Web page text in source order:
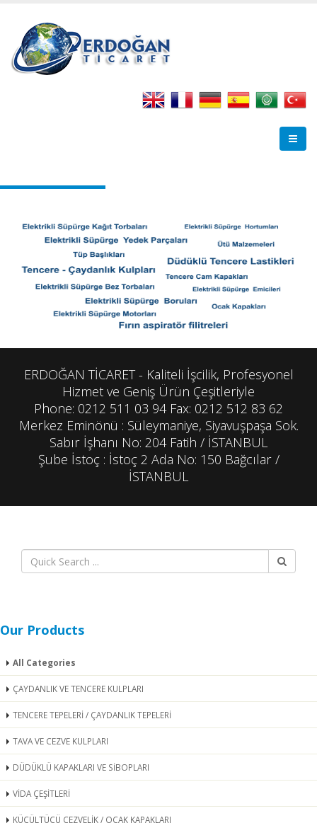
ERDOĞAN TİCARET - Kaliteli İşcilik, Profesyonel
Hizmet ve Geniş Ürün Çeşitleriyle
Phone: 0212 511 03 94 Fax: 0212 512 83 62
Merkez Eminönü : Süleymaniye, Siyavuşpaşa Sok.
Sabır İşhanı No: 204 Fatih / İSTANBUL
Şube İstoç : İstoç 2 Ada No: 150 Bağcılar /
İSTANBUL
Our Products
All Categories
ÇAYDANLIK VE TENCERE KULPLARI
TENCERE TEPELERİ / ÇAYDANLIK TEPELERİ
TAVA VE CEZVE KULPLARI
DÜDÜKLÜ KAPAKLARI VE SİBOPLARI
VİDA ÇEŞİTLERİ
KÜÇÜLTÜCÜ CEZVELİK / OCAK KAPAKLARI